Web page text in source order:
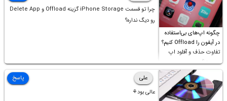
چگونه اپ‌های بی‌استفاده
در آیفون را Offload کنیم؟
تفاوت حذف و آفلود اپ
چیست؟
چرا تو قسمت iPhone Storage گزینه Offload و Delete App
رو دیگ نداره؟
علی
عالی بود⚘
پاسخ